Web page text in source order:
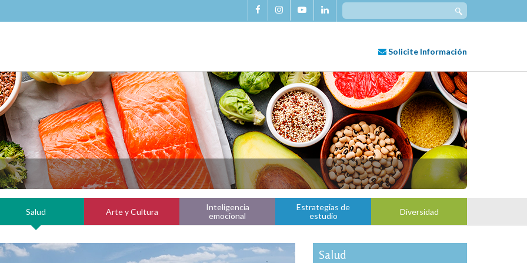
Search
for:
Solicite Información
Salud Arte y Cultura
Inteligencia
emocional
Estrategias de
estudio
Diversidad
Salud